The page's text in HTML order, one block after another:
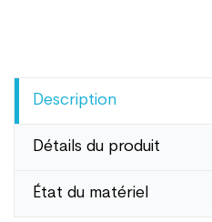
Description
Détails du produit
État du matériel